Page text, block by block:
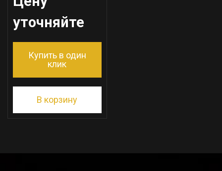
уточняйте
Купить в один
клик
В корзину